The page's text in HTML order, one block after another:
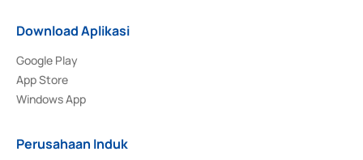
Download Aplikasi
Google Play
App Store
Windows App
Perusahaan Induk